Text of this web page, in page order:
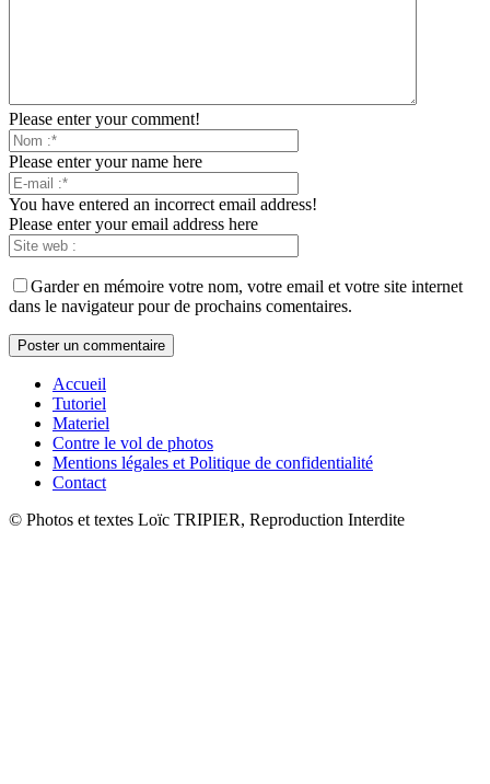
Please enter your comment!
Please enter your name here
You have entered an incorrect email address!
Please enter your email address here
Garder en mémoire votre nom, votre email et votre site internet
dans le navigateur pour de prochains comentaires.
Accueil
Tutoriel
Materiel
Contre le vol de photos
Mentions légales et Politique de confidentialité
Contact
© Photos et textes Loïc TRIPIER, Reproduction Interdite